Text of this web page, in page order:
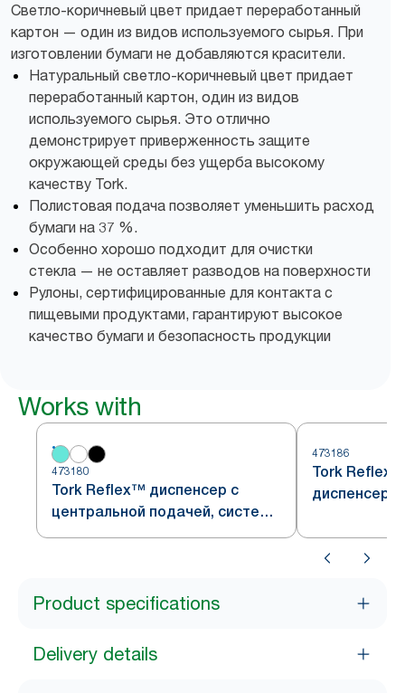
Светло-коричневый цвет придает переработанный
картон — один из видов используемого сырья. При
изготовлении бумаги не добавляются красители.
Натуральный светло-коричневый цвет придает
переработанный картон, один из видов
используемого сырья. Это отлично
демонстрирует приверженность защите
окружающей среды без ущерба высокому
качеству Tork.
Полистовая подача позволяет уменьшить расход
бумаги на 37 %.
Особенно хорошо подходит для очистки
стекла — не оставляет разводов на поверхности
Рулоны, сертифицированные для контакта с
пищевыми продуктами, гарантируют высокое
качество бумаги и безопасность продукции
Works with
473180
Tork Reflex™ диспенсер с
центральной подачей, система
M4, сочетание белого и
473186
Tork
диспенсер
Product specifications
Delivery details